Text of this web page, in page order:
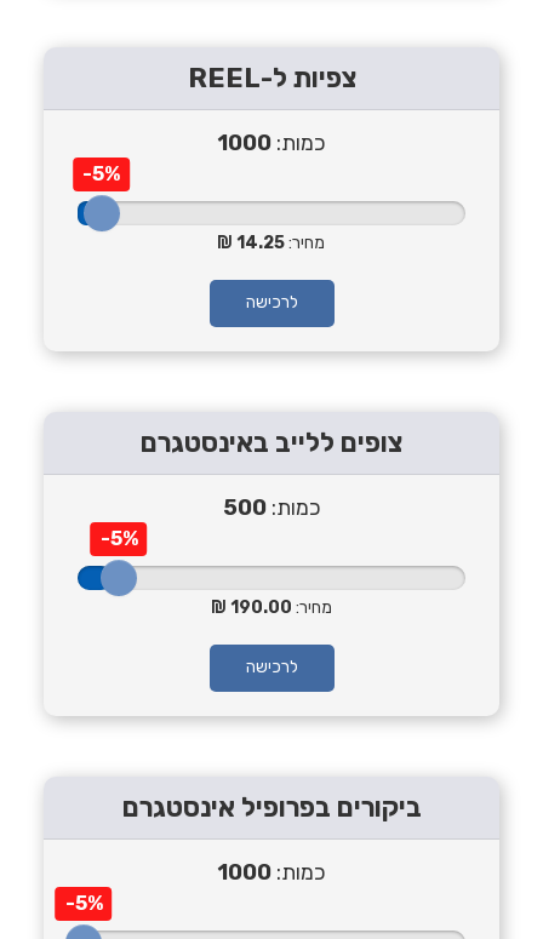
צפיות ל-REEL
כמות: 1000
-5%
מחיר:14.25
לרכישה
צופים ללייב באינסטגרם
כמות:500
-5%
מחיר: 190.00
לרכישה
ביקורים בפרופיל אינסטגרם
כמות: 1000
-5%